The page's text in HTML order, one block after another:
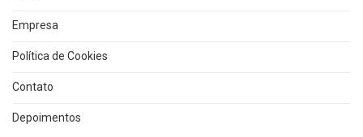
Empresa
Política de Cookies
Contato
Depoimentos